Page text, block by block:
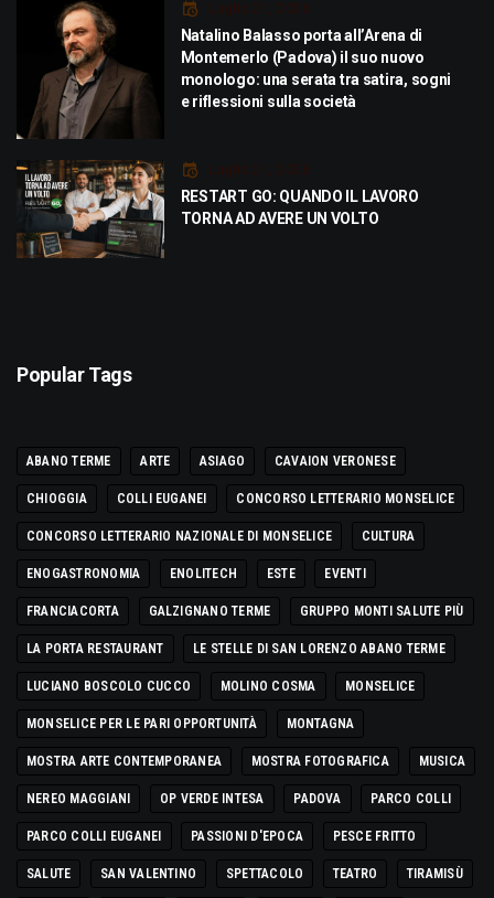
Luglio 21, 2026
Natalino Balasso porta all’Arena di
Montemerlo (Padova) il suo nuovo
monologo: una serata tra satira, sogni
e riflessioni sulla società
Luglio 21, 2026
RESTART GO: QUANDO IL LAVORO
TORNA AD AVERE UN VOLTO
Popular Tags
ABANO TERME ARTE ASIAGO CAVAION VERONESE
CHIOGGIA COLLI EUGANEI CONCORSO LETTERARIO MONSELICE
CONCORSO LETTERARIO NAZIONALE DI MONSELICE CULTURA
ENOGASTRONOMIA ENOLITECH ESTE EVENTI
FRANCIACORTA GALZIGNANO TERME GRUPPO MONTI SALUTE PIÙ
LA PORTA RESTAURANT LE STELLE DI SAN LORENZO ABANO TERME
LUCIANO BOSCOLO CUCCO MOLINO COSMA MONSELICE
MONSELICE PER LE PARI OPPORTUNITÀ MONTAGNA
MOSTRA ARTE CONTEMPORANEA MOSTRA FOTOGRAFICA MUSICA
NEREO MAGGIANI OP VERDE INTESA PADOVA PARCO COLLI
PARCO COLLI EUGANEI PASSIONI D'EPOCA PESCE FRITTO
SALUTE SAN VALENTINO SPETTACOLO TEATRO TIRAMISÙ